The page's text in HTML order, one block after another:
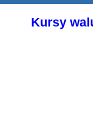
Kursy